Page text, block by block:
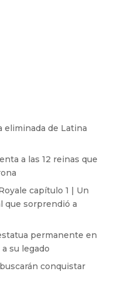
eliminada de Latina
a las 12 reinas que
capítulo 1 | Un
que sorprendió a
permanente en
su legado
conquistar